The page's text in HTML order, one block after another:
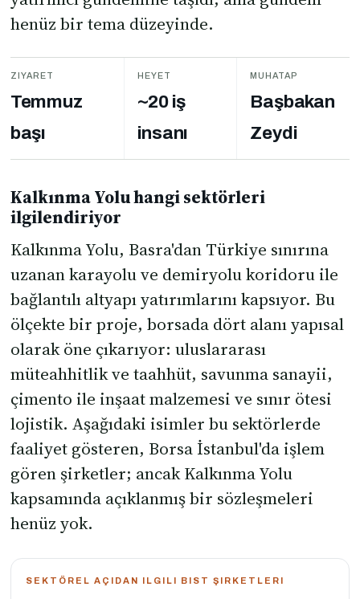
henüz bir tema düzeyinde.
ZIYARET
Temmuz
başı
HEYET
~20 iş
insanı
MUHATAP
Başbakan
Zeydi
Kalkınma Yolu hangi sektörleri
ilgilendiriyor
Kalkınma Yolu, Basra'dan Türkiye sınırına
uzanan karayolu ve demiryolu koridoru ile
bağlantılı altyapı yatırımlarını kapsıyor. Bu
ölçekte bir proje, borsada dört alanı yapısal
olarak öne çıkarıyor: uluslararası
müteahhitlik ve taahhüt, savunma sanayii,
çimento ile inşaat malzemesi ve sınır ötesi
lojistik. Aşağıdaki isimler bu sektörlerde
faaliyet gösteren, Borsa İstanbul'da işlem
gören şirketler; ancak Kalkınma Yolu
kapsamında açıklanmış bir sözleşmeleri
henüz yok.
SEKTÖREL AÇIDAN ILGILI BIST ŞIRKETLERI